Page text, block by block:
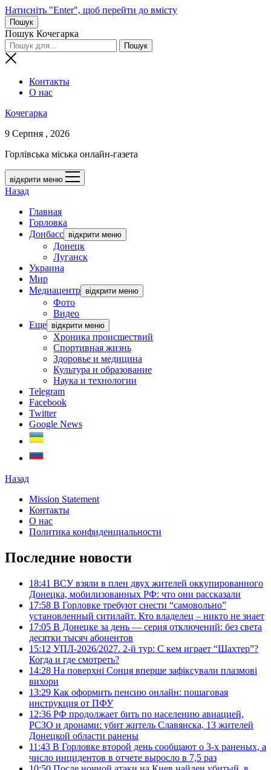
Натисніть "Enter", щоб перейти до вмісту
Пошук
Пошук Кочегарка
Контакты
О нас
Кочегарка
9 Серпня , 2026
Горлівська міська онлайн-газета
відкрити меню
Назад
Главная
Горловка
Донбасс відкрити меню
Донецк
Луганск
Украина
Мир
Медиацентр відкрити меню
Фото
Видео
Еще відкрити меню
Хроника происшествий
Спортивная жизнь
Здоровье и медицина
Культура и образование
Наука и технологии
Telegram
Facebook
Twitter
Google News
Назад
Mission Statement
Контакты
О нас
Политика конфиденциальности
Последние новости
18:41 ВСУ взяли в плен двух жителей оккупированного
Донецка, мобилизованных РФ: что они рассказали
17:58 В Горловке требуют снести “самовольно”
установленный ситилайт. Кто владелец – никто не знает
17:05 В Донецке за день — серия отключений: без света
десятки тысяч абонентов
15:12 УПЛ-2026/2027. 2-й тур: С кем играет “Шахтер”?
Когда и где смотреть?
14:28 На поверхні Сонця вперше зафіксували плазмові
вихори
13:29 Как оформить пенсию онлайн: пошаговая
инструкция от ПФУ
12:36 РФ продолжает бить по населению авиацией,
РСЗО и дронами: убит житель Славянска, 13 жителей
Донецкой области ранены
11:43 В Горловке второй день сообщают о 3-х раненых, а
число инцидентов в отчете выросло в 7,5 раз